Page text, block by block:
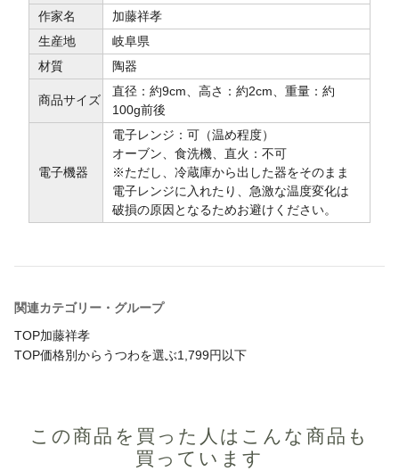
作家名
加藤祥孝
生産地
岐阜県
材質
陶器
商品サイズ
直径：約9cm、高さ：約2cm、重量：約
100g前後
電子機器
電子レンジ：可（温め程度）
オーブン、食洗機、直火：不可
※ただし、冷蔵庫から出した器をそのまま
電子レンジに入れたり、急激な温度変化は
破損の原因となるためお避けください。
関連カテゴリー・グループ
TOP加藤祥孝
TOP価格別からうつわを選ぶ1,799円以下
この商品を買った人は こんな商品も
買っています